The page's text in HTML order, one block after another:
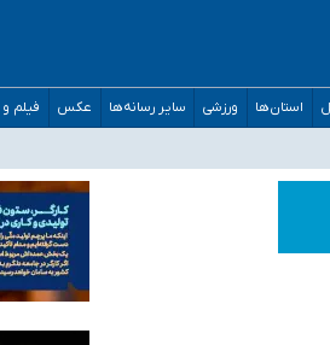
استان‌ها ورزشی سایر رسانه‌ها عکس فیلم
در دبی متناسب با شرایط جدید